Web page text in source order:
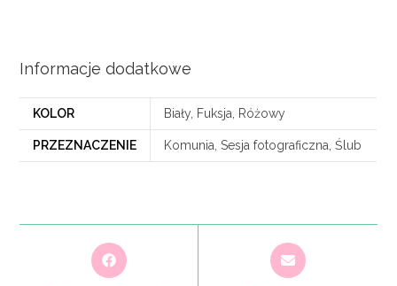
Informacje dodatkowe
KOLOR Biały, Fuksja, Różowy
PRZEZNACZENIE Komunia, Sesja fotograficzna, Ślub
Opens
in
Opens
in